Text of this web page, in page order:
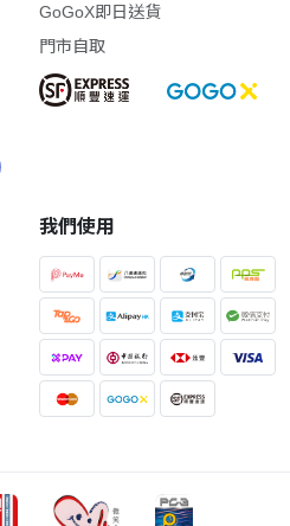
GoGoX即日送貨
門市自取
我們使用